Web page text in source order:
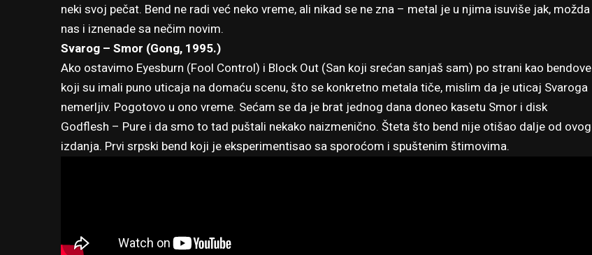
neki svoj pečat. Bend ne radi već neko vreme, ali nikad se ne zna – metal je u njima isuviše jak, možda
nas i iznenade sa nečim novim.
Svarog – Smor (Gong, 1995.)
Ako ostavimo Eyesburn (Fool Control) i Block Out (San koji srećan sanjaš sam) po strani kao bendove
koji su imali puno uticaja na domaću scenu, što se konkretno metala tiče, mislim da je uticaj Svaroga
nemerljiv. Pogotovo u ono vreme. Sećam se da je brat jednog dana doneo kasetu Smor i disk
Godflesh – Pure i da smo to tad puštali nekako naizmenično. Šteta što bend nije otišao dalje od ovog
izdanja. Prvi srpski bend koji je eksperimentisao sa sporoćom i spuštenim štimovima.